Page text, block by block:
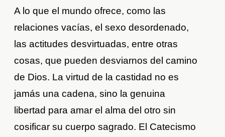
A lo que el mundo ofrece, como las
relaciones vacías, el sexo desordenado,
las actitudes desvirtuadas, entre otras
cosas, que pueden desviarnos del camino
de Dios. La virtud de la castidad no es
jamás una cadena, sino la genuina
libertad para amar el alma del otro sin
cosificar su cuerpo sagrado. El Catecismo